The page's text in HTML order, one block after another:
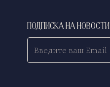
Подписка на новости